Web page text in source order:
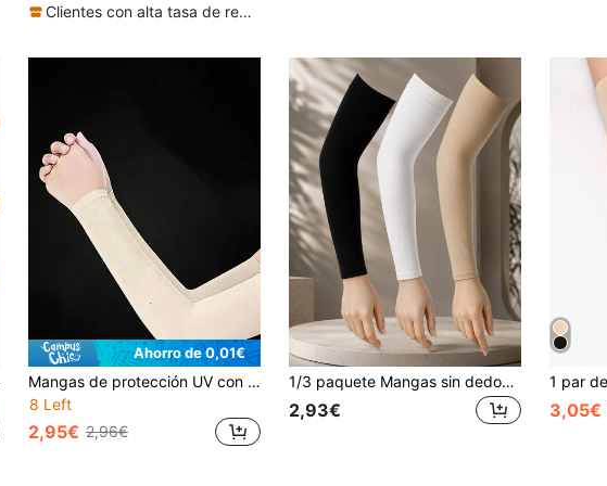
(1000+)
Clientes con alta tasa de repetición
Ahorro de 0,01€
Mangas de protección UV con estampado de letras unisex, mangas de protección solar de poliéster elástico y refrescante, adecuadas para conducir, ciclismo y actividades al aire libre
8 Left
2,95€ 2,96€
1/3 paquete Mangas sin dedos unisex de seda de hielo con protección UV, unicolor negro blanco marrón, refrescantes, transpirables, de alta elasticidad y moda, adecuadas para viajes al aire libre y combinación de atuendos
2,93€ 3,05€